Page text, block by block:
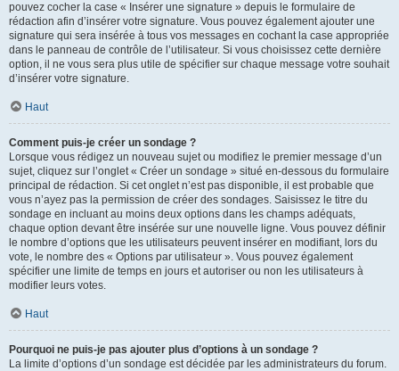
pouvez cocher la case « Insérer une signature » depuis le formulaire de
rédaction afin d’insérer votre signature. Vous pouvez également ajouter une
signature qui sera insérée à tous vos messages en cochant la case appropriée
dans le panneau de contrôle de l’utilisateur. Si vous choisissez cette dernière
option, il ne vous sera plus utile de spécifier sur chaque message votre souhait
d’insérer votre signature.
Haut
Comment puis-je créer un sondage ?
Lorsque vous rédigez un nouveau sujet ou modifiez le premier message d’un
sujet, cliquez sur l’onglet « Créer un sondage » situé en-dessous du formulaire
principal de rédaction. Si cet onglet n’est pas disponible, il est probable que
vous n’ayez pas la permission de créer des sondages. Saisissez le titre du
sondage en incluant au moins deux options dans les champs adéquats,
chaque option devant être insérée sur une nouvelle ligne. Vous pouvez définir
le nombre d’options que les utilisateurs peuvent insérer en modifiant, lors du
vote, le nombre des « Options par utilisateur ». Vous pouvez également
spécifier une limite de temps en jours et autoriser ou non les utilisateurs à
modifier leurs votes.
Haut
Pourquoi ne puis-je pas ajouter plus d’options à un sondage ?
La limite d’options d’un sondage est décidée par les administrateurs du forum.